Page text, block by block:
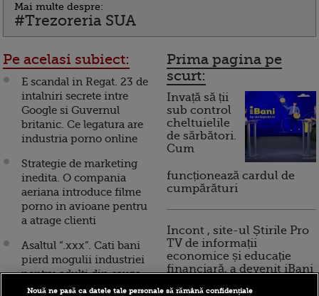
Mai multe despre:
#Trezoreria SUA
Pe acelasi subiect:
E scandal in Regat. 23 de
intalniri secrete intre
Google si Guvernul
britanic. Ce legatura are
industria porno online
Strategie de marketing
inedita. O compania
aeriana introduce filme
porno in avioane pentru
a atrage clienti
Asaltul “.xxx”. Cati bani
pierd mogulii industriei
pentru adulti din cauza
raspandirii continutului
Prima pagina pe
scurt:
Invață să ții
sub control
cheltuielile
de sărbători.
Cum
funcționează cardul de
cumpărături
Incont , site-ul Știrile Pro
TV de informații
economice și educație
financiară, a devenit iBani
Nouă ne pasă ca datele tale personale să rămână confidențiale